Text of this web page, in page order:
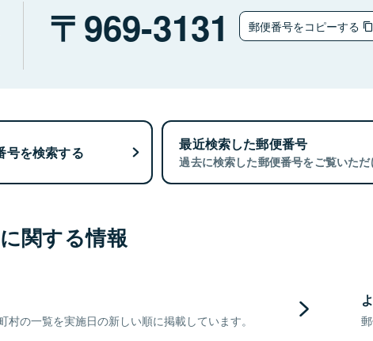
969-3131 郵便番号をコピーする
号を検索する 最近検索した郵便番号
過去に検索した郵便番号をご覧いただ
関する情報
村の一覧を実施日の新しい順に掲載しています。